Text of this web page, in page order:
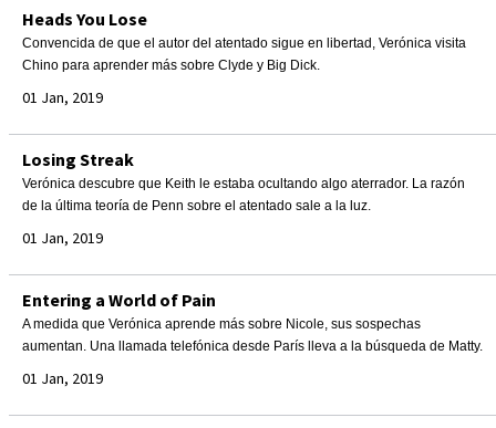
Heads You Lose
Convencida de que el autor del atentado sigue en libertad, Verónica visita
Chino para aprender más sobre Clyde y Big Dick.
01 Jan, 2019
Losing Streak
Verónica descubre que Keith le estaba ocultando algo aterrador. La razón
de la última teoría de Penn sobre el atentado sale a la luz.
01 Jan, 2019
Entering a World of Pain
A medida que Verónica aprende más sobre Nicole, sus sospechas
aumentan. Una llamada telefónica desde París lleva a la búsqueda de Matty.
01 Jan, 2019